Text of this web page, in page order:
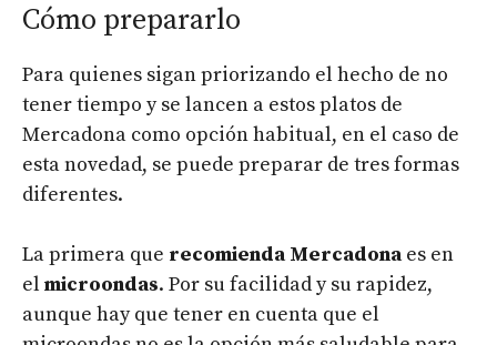
Cómo prepararlo
Para quienes sigan priorizando el hecho de no
tener tiempo y se lancen a estos platos de
Mercadona como opción habitual, en el caso de
esta novedad, se puede preparar de tres formas
diferentes.
La primera que recomienda Mercadona es en
el microondas. Por su facilidad y su rapidez,
aunque hay que tener en cuenta que el